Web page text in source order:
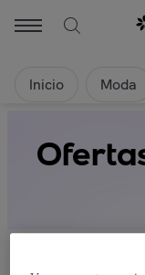
Inicio Moda